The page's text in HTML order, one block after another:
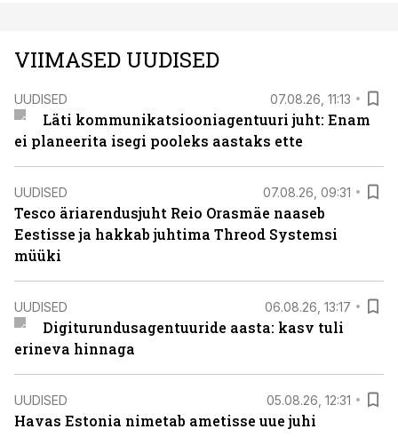
VIIMASED UUDISED
UUDISED 07.08.26, 11:13
Läti kommunikatsiooniagentuuri juht: Enam
ei planeerita isegi pooleks aastaks ette
UUDISED 07.08.26, 09:31
Tesco äriarendusjuht Reio Orasmäe naaseb
Eestisse ja hakkab juhtima Threod Systemsi
müüki
UUDISED 06.08.26, 13:17
Digiturundusagentuuride aasta: kasv tuli
erineva hinnaga
UUDISED 05.08.26, 12:31
Havas Estonia nimetab ametisse uue juhi